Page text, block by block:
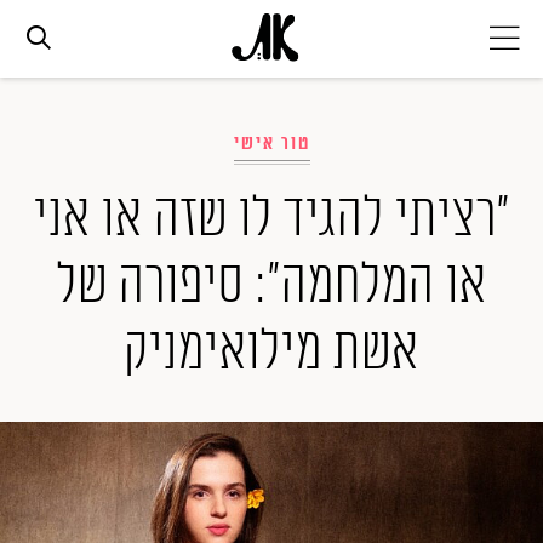
אופנה
ביוטי
סלבס
ערוצים נוספים
המגזין
טור אישי
"רציתי להגיד לו שזה או אני
או המלחמה": סיפורה של
אשת מילואימניק